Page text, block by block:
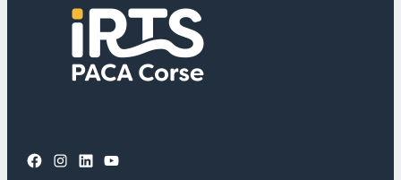
Facebook Instagram LinkedIn YouTube